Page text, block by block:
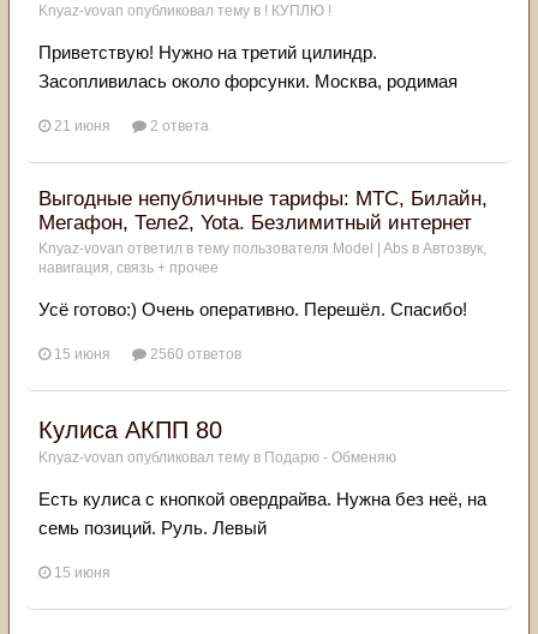
Knyaz-vovan опубликовал тему в ! КУПЛЮ !
Приветствую! Нужно на третий цилиндр.
Засопливилась около форсунки. Москва, родимая
21 июня 2 ответа
Выгодные непубличные тарифы: МТС, Билайн,
Мегафон, Теле2, Yota. Безлимитный интернет
Knyaz-vovan ответил в тему пользователя Model | Abs в Автозвук,
навигация, связь + прочее
Усë готово:) Очень оперативно. Перешёл. Спасибо!
15 июня 2560 ответов
Кулиса АКПП 80
Knyaz-vovan опубликовал тему в Подарю - Обменяю
Есть кулиса с кнопкой овердрайва. Нужна без неё, на
семь позиций. Руль. Левый
15 июня